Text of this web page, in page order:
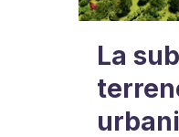
La